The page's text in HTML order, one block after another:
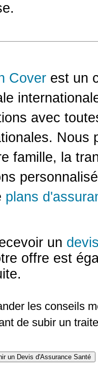
Cover est un
avec
Nous
famille, la
plans
un
offre est
les conseils
de subir un